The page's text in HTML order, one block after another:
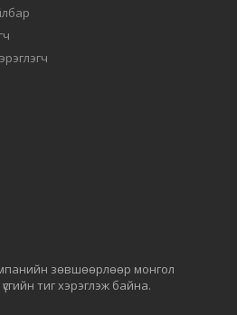
зөвшөөрлөөр монгол
тиг хэрэглэж байна.